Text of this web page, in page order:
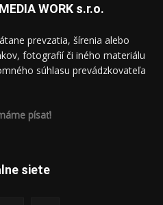
WORK s.r.o.
prevzatia, šírenia alebo
fotografií či iného materiálu
súhlasu prevádzkovateľa
písať!
siete